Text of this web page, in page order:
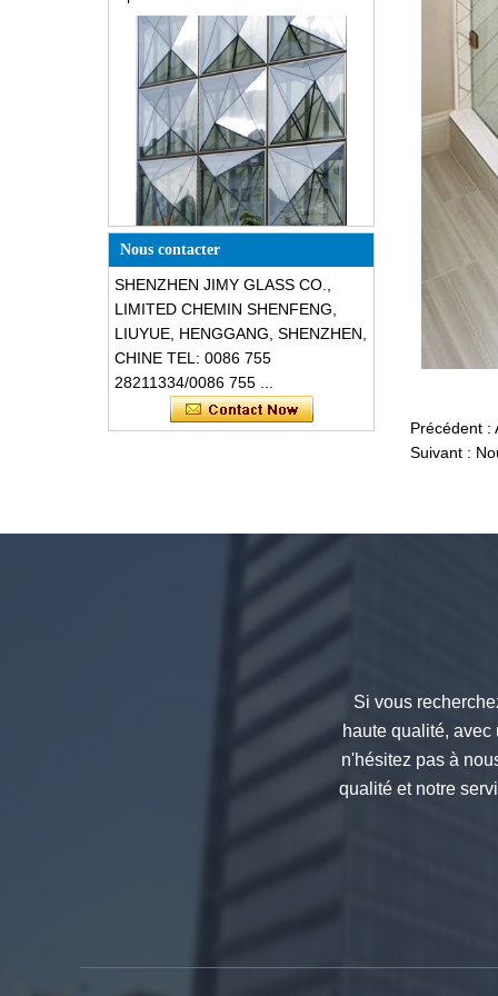
Façades en verre résistantes aux
bris structurelles en forme de
triangle de conception spéciale
Fabricants de Chine de couleur
88,4 en trempé feuilleté verre,
Nous contacter
SHENZHEN JIMY GLASS CO.,
LIMITED CHEMIN SHENFENG,
LIUYUE, HENGGANG, SHENZHEN,
CHINE TEL: 0086 755
28211334/0086 755 ...
Précédent :
Suivant :
Si vous
haute qualité,
n'hésitez pas à
qualité et notre